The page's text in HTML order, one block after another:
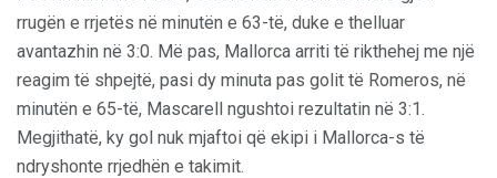
rrugën e rrjetës në minutën e 63-të, duke e thelluar
avantazhin në 3:0. Më pas, Mallorca arriti të rikthehej me një
reagim të shpejtë, pasi dy minuta pas golit të Romeros, në
minutën e 65-të, Mascarell ngushtoi rezultatin në 3:1.
Megjithatë, ky gol nuk mjaftoi që ekipi i Mallorca-s të
ndryshonte rrjedhën e takimit.